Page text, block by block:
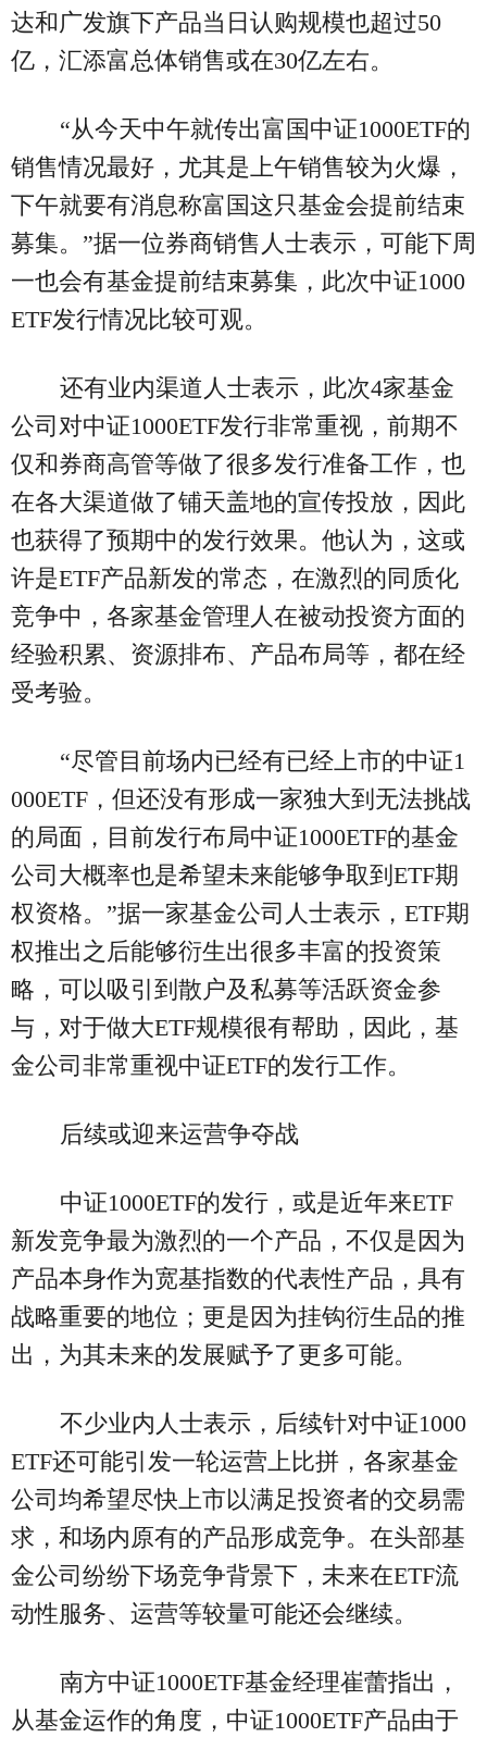
达和广发旗下产品当日认购规模也超过50
亿，汇添富总体销售或在30亿左右。
“从今天中午就传出富国中证1000ETF的
销售情况最好，尤其是上午销售较为火爆，
下午就要有消息称富国这只基金会提前结束
募集。”据一位券商销售人士表示，可能下周
一也会有基金提前结束募集，此次中证1000
ETF发行情况比较可观。
还有业内渠道人士表示，此次4家基金
公司对中证1000ETF发行非常重视，前期不
仅和券商高管等做了很多发行准备工作，也
在各大渠道做了铺天盖地的宣传投放，因此
也获得了预期中的发行效果。他认为，这或
许是ETF产品新发的常态，在激烈的同质化
竞争中，各家基金管理人在被动投资方面的
经验积累、资源排布、产品布局等，都在经
受考验。
“尽管目前场内已经有已经上市的中证1
000ETF，但还没有形成一家独大到无法挑战
的局面，目前发行布局中证1000ETF的基金
公司大概率也是希望未来能够争取到ETF期
权资格。”据一家基金公司人士表示，ETF期
权推出之后能够衍生出很多丰富的投资策
略，可以吸引到散户及私募等活跃资金参
与，对于做大ETF规模很有帮助，因此，基
金公司非常重视中证ETF的发行工作。
后续或迎来运营争夺战
中证1000ETF的发行，或是近年来ETF
新发竞争最为激烈的一个产品，不仅是因为
产品本身作为宽基指数的代表性产品，具有
战略重要的地位；更是因为挂钩衍生品的推
出，为其未来的发展赋予了更多可能。
不少业内人士表示，后续针对中证1000
ETF还可能引发一轮运营上比拼，各家基金
公司均希望尽快上市以满足投资者的交易需
求，和场内原有的产品形成竞争。在头部基
金公司纷纷下场竞争背景下，未来在ETF流
动性服务、运营等较量可能还会继续。
南方中证1000ETF基金经理崔蕾指出，
从基金运作的角度，中证1000ETF产品由于